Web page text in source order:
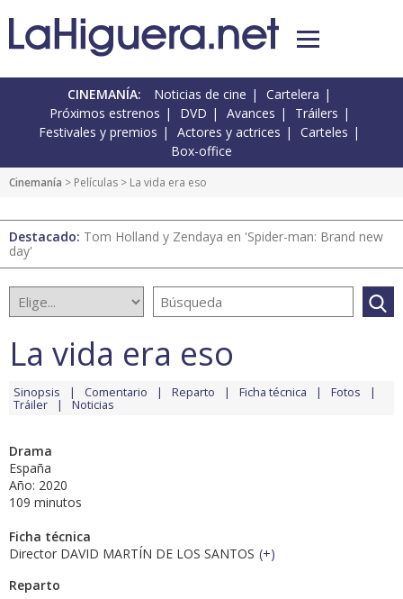
CINEMANÍA: Noticias de cine
Cartelera
Próximos estrenos
DVD Avances
Tráilers
Festivales y premios
Actores y actrices
Carteles
Box-office
Cinemanía > Películas > La vida era eso
Destacado: Tom Holland y Zendaya en 'Spider-man: Brand new
day'
La vida era eso
Sinopsis Comentario Reparto Ficha técnica Fotos
Tráiler Noticias
Drama
España
Año: 2020
109 minutos
Ficha técnica
Director DAVID MARTÍN DE LOS SANTOS (+)
Reparto